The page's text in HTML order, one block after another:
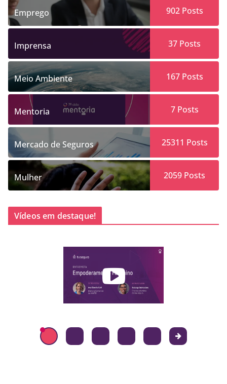
Emprego 902Posts
Imprensa 37 Posts
Meio Ambiente 167Posts
Mentoria 7Posts
Mercado de Seguros 25311 Posts
Mulher 2059 Posts
Vídeos em destaque!